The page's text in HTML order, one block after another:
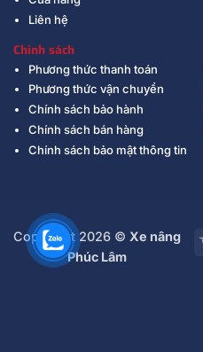
Liên hệ
Chính sách
Phương thức thanh toán
Phương thức vận chuyển
Chính sách bảo hành
Chính sách bán hàng
Chính sách bảo mật thông tin
Copyright 2026 © Xe nâng
Phúc Lâm